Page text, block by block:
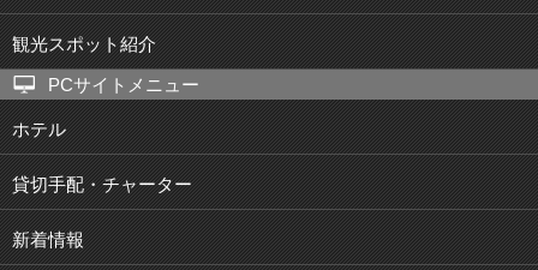
観光スポット紹介
PCサイトメニュー
ホテル
貸切手配・チャーター
新着情報